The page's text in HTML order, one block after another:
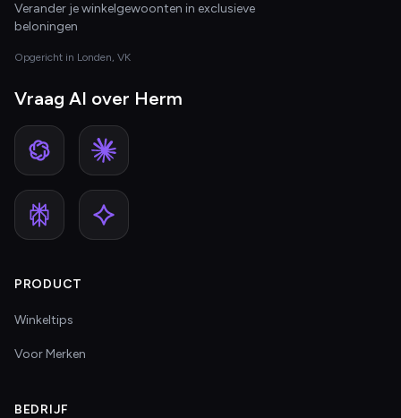
Verander je winkelgewoonten in exclusieve
beloningen
Opgericht in Londen, VK
Vraag AI over Herm
PRODUCT
Winkeltips
Voor Merken
BEDRIJF